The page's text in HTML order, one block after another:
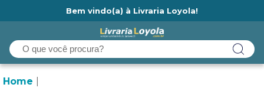
Bem vindo(a) à Livraria Loyola!
Home